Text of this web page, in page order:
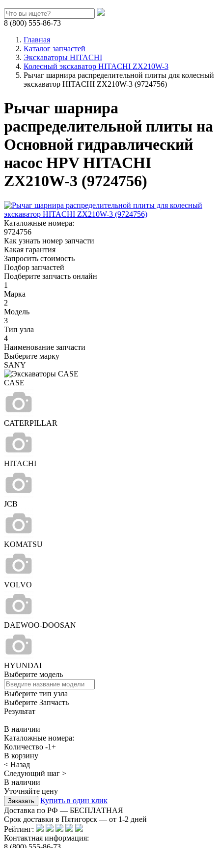
8 (800) 555-86-73
Главная
Каталог запчастей
Экскаваторы HITACHI
Колесный экскаватор HITACHI ZX210W-3
Рычаг шарнира распределительной плиты для колесный
экскаватор HITACHI ZX210W-3 (9724756)
Рычаг шарнира
распределительной плиты на
Основной гидравлический
насос HPV HITACHI
ZX210W-3 (9724756)
Каталожные номера:
9724756
Как узнать номер запчасти
Какая гарантия
Запросить стоимость
Подбор запчастей
Подберите запчасть онлайн
1
Марка
2
Модель
3
Тип узла
4
Наименование запчасти
Выберите марку
SANY
CASE
CATERPILLAR
HITACHI
JCB
KOMATSU
VOLVO
DAEWOO-DOOSAN
HYUNDAI
Выберите модель
Выберите тип узла
Выберите Запчасть
Результат
В наличии
Каталожные номера:
Количество -1+
В корзину
< Назад
Следующий шаг >
В наличии
Уточняйте цену
Купить в один клик
Доставка по РФ — БЕСПЛАТНАЯ
Срок доставки в Пятигорск — от 1-2 дней
Рейтинг:
Контактная информация: